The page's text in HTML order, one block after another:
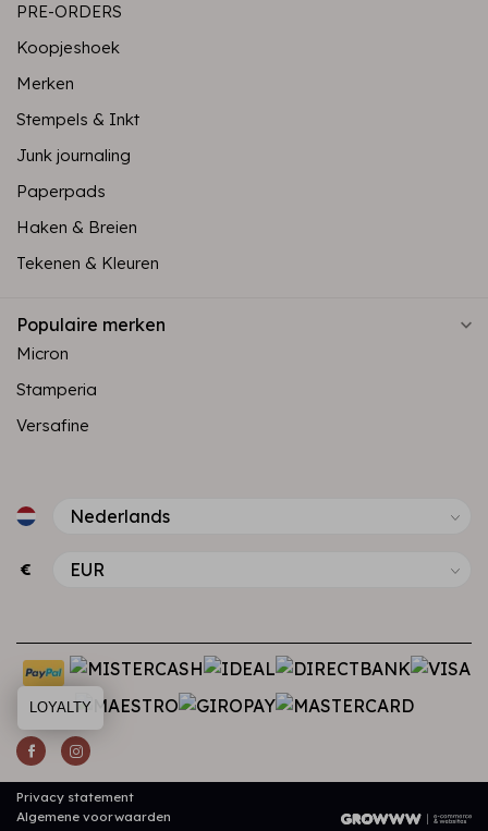
PRE-ORDERS
Koopjeshoek
Merken
Stempels & Inkt
Junk journaling
Paperpads
Haken & Breien
Tekenen & Kleuren
Populaire merken
Micron
Stamperia
Versafine
€
Privacy statement
Algemene voorwaarden
LOYALTY